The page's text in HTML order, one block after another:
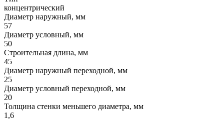
концентрический
Диаметр наружный, мм
57
Диаметр условный, мм
50
Строительная длина, мм
45
Диаметр наружный переходной, мм
25
Диаметр условный переходной, мм
20
Толщина стенки меньшего диаметра, мм
1,6